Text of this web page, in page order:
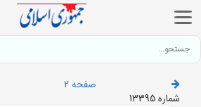
صفحه 2
شماره 13395